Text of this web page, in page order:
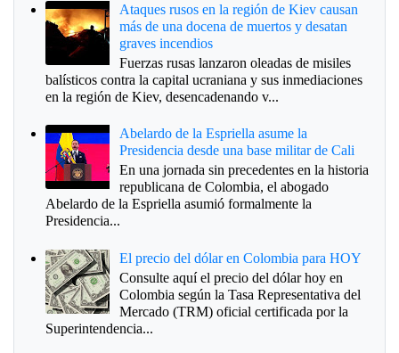
Ataques rusos en la región de Kiev causan
más de una docena de muertos y desatan
graves incendios
Fuerzas rusas lanzaron oleadas de misiles
balísticos contra la capital ucraniana y sus inmediaciones
en la región de Kiev, desencadenando v...
Abelardo de la Espriella asume la
Presidencia desde una base militar de Cali
En una jornada sin precedentes en la historia
republicana de Colombia, el abogado
Abelardo de la Espriella asumió formalmente la
Presidencia...
El precio del dólar en Colombia para HOY
Consulte aquí el precio del dólar hoy en
Colombia según la Tasa Representativa del
Mercado (TRM) oficial certificada por la
Superintendencia...